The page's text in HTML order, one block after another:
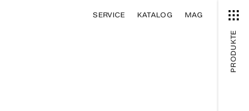
SERVICE KATALOG MAG
PRODUKTE